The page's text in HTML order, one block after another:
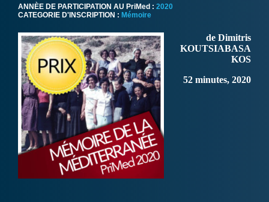
ANNÈE DE PARTICIPATION AU PriMed : 2020
CATEGORIE D'INSCRIPTION : Mémoire
de Dimitris
KOUTSIABASA
KOS
52 minutes, 2020